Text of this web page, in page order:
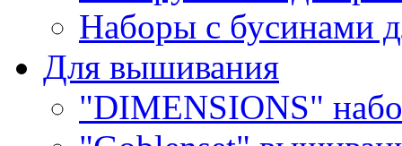
Наборы с бусинами
Для вышивания
"DIMENSIONS"